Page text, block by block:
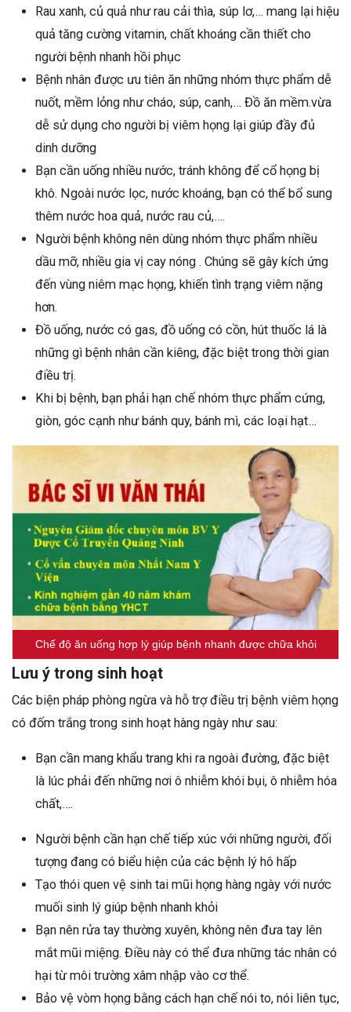
Rau xanh, củ quả như rau cải thìa, súp lơ,… mang lại hiệu
quả tăng cường vitamin, chất khoáng cần thiết cho
người bệnh nhanh hồi phục
Bệnh nhân được ưu tiên ăn những nhóm thực phẩm dễ
nuốt, mềm lỏng như cháo, súp, canh,… Đồ ăn mềm.vừa
dễ sử dụng cho người bị viêm họng lại giúp đầy đủ
dinh dưỡng
Bạn cần uống nhiều nước, tránh không để cổ họng bị
khô. Ngoài nước lọc, nước khoáng, bạn có thể bổ sung
thêm nước hoa quả, nước rau củ,….
Người bệnh không nên dùng nhóm thực phẩm nhiều
dầu mỡ, nhiều gia vị cay nóng . Chúng sẽ gây kích ứng
đến vùng niêm mạc họng, khiến tình trạng viêm nặng
hơn.
Đồ uống, nước có gas, đồ uống có cồn, hút thuốc lá là
những gì bệnh nhân cần kiêng, đặc biệt trong thời gian
điều trị.
Khi bị bệnh, bạn phải hạn chế nhóm thực phẩm cứng,
giòn, góc cạnh như bánh quy, bánh mì, các loại hạt…
Chế độ ăn uống hợp lý giúp bệnh nhanh được chữa khỏi
Lưu ý trong sinh hoạt
Các biện pháp phòng ngừa và hỗ trợ điều trị bệnh viêm họng
có đốm trắng trong sinh hoạt hàng ngày như sau:
Bạn cần mang khẩu trang khi ra ngoài đường, đặc biệt
là lúc phải đến những nơi ô nhiễm khói bụi, ô nhiễm hóa
chất,….
Người bệnh cần hạn chế tiếp xúc với những người, đối
tượng đang có biểu hiện của các bệnh lý hô hấp
Tạo thói quen vệ sinh tai mũi họng hàng ngày với nước
muối sinh lý giúp bệnh nhanh khỏi
Bạn nên rửa tay thường xuyên, không nên đưa tay lên
mắt mũi miệng. Điều này có thể đưa những tác nhân có
hại từ môi trường xâm nhập vào cơ thể.
Bảo vệ vòm họng bằng cách hạn chế nói to, nói liên tục,